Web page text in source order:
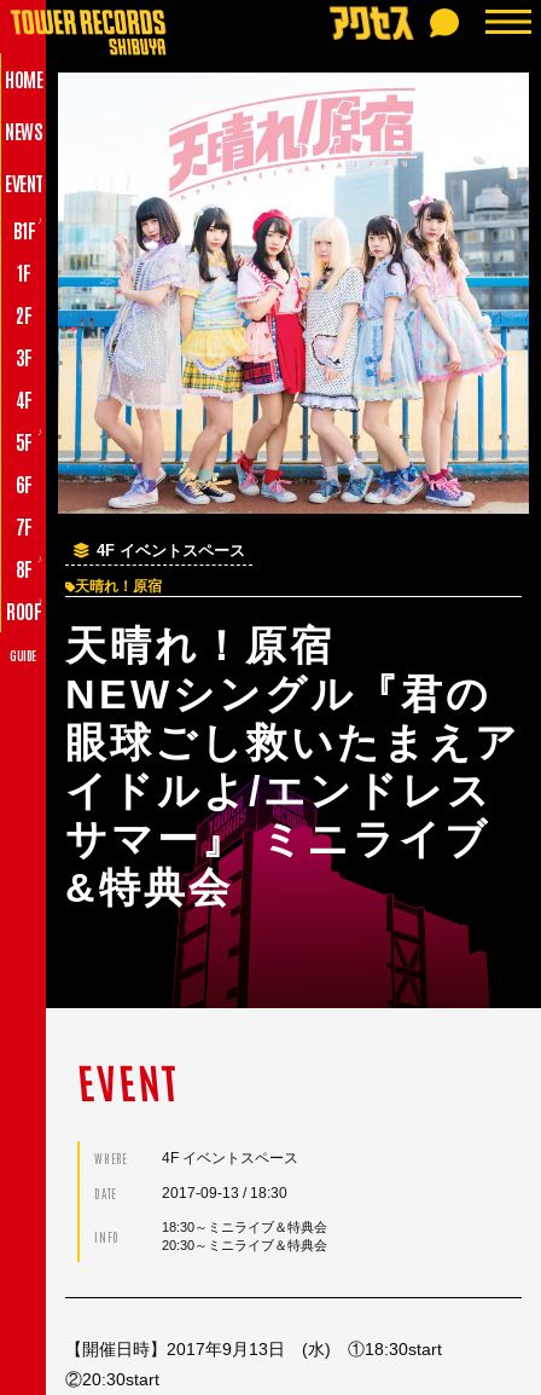
HOME
NEWS
EVENT
B1F ♪
1F
2F
3F
4F
5F
♪
6F
7F
8F
♪
ROOF♪
GUIDE
4F イベントスペース
天晴れ！原宿
天晴れ！原宿
NEWシングル『君の
眼球ごし救いたまえア
イドルよ/エンドレス
サマー』 ミニライブ
&特典会
EVENT
WHERE 4F イベントスペース
DATE 2017-09-13 / 18:30
INFO
18:30～ミニライブ＆特典会
20:30～ミニライブ＆特典会
【開催日時】2017年9月13日 (水) ①18:30start
②20:30start